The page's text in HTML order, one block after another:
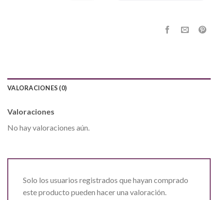
VALORACIONES (0)
Valoraciones
No hay valoraciones aún.
Solo los usuarios registrados que hayan comprado
este producto pueden hacer una valoración.